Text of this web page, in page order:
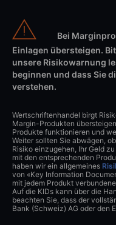
Bei
Einlagen übersteigen.
unsere Risikowarnung
beginnen und dass Sie
verstehen.
Wertschriftenhandel birgt
Margin-Produkten
Produkte funktionieren und
Weiter sollten Sie abwägen,
Risiko einzugehen, Ihr Geld
mit den entsprechenden
haben wir ein allgemeines
von «Key Information
mit jedem Produkt
Auf die KIDs kann über die
beachten Sie, dass der
Bank (Schweiz) AG oder den